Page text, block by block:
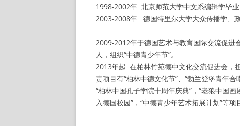
1998-2002年 北京师范大学中文系编辑学毕业
2003-2008年 德国特里尔大学大众传播学、
2009-2012年于德国艺术与教育国际交流促进
人，组织“中德青少年节”。
2013年起 在柏林竹苑德中文化交流促进会，
责项目有“柏林中德文化节”、“勃兰登堡青年合
“柏林中国孔子学院十周年庆典”，“老狼中国画
入德国校园”，“中德青少年艺术拓展计划”等项